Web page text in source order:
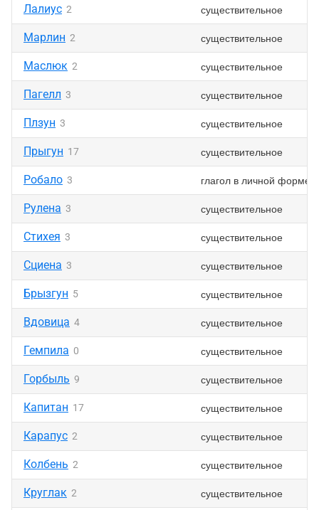
Лалиус 2 существительное
Марлин 2 существительное
Маслюк 2 существительное
Пагелл 3 существительное
Плзун 3 существительное
Прыгун 17 существительное
Робало 3 глагол в личной форме
Рулена 3 существительное
Стихея 3 существительное
Сциена 3 существительное
Брызгун 5 существительное
Вдовица 4 существительное
Гемпила 0 существительное
Горбыль 9 существительное
Капитан 17 существительное
Карапус 2 существительное
Колбень 2 существительное
Круглак 2 существительное